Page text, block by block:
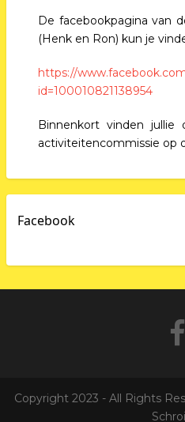
De facebookpagina van
(Henk en Ron) kun je
https://
id=100010821138954
Binnenkort vinden
activiteitencommissie op
Facebook
Copyright 2023 - All Rights